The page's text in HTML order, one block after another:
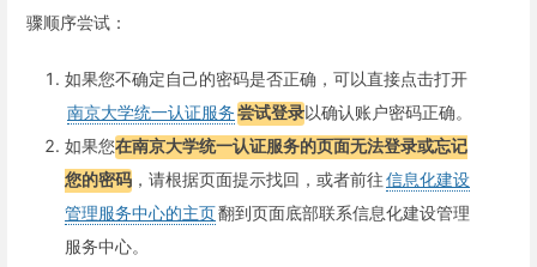
骤顺序尝试：
如果您不确定自己的密码是否正确，可以直接点击打开
南京大学统一认证服务尝试登录以确认账户密码正确。
如果您在南京大学统一认证服务的页面无法登录或忘记
您的密码 ，请根据页面提示找回，或者前往信息化建设
管理服务中心的主页翻到页面底部联系信息化建设管理
服务中心。